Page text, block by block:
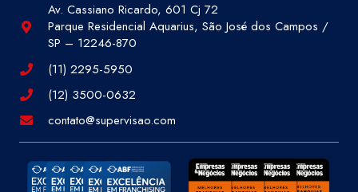
Av. Cassiano Ricardo, 601 Cj 72
Parque Residencial Aquarius, São José dos Campos /
SP – 12246-870
(11) 2295-5950
(12) 3500-0632
contato@supervisao.com